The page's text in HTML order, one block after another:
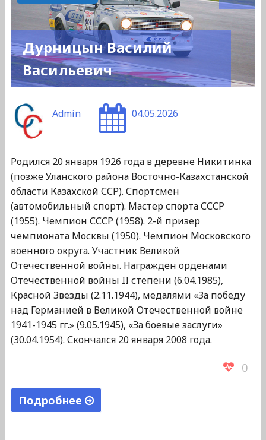
Дурницын Василий
Васильевич
Admin 04.05.2026
Родился 20 января 1926 года в деревне Никитинка
(позже Уланского района Восточно-Казахстанской
области Казахской ССР). Спортсмен
(автомобильный спорт). Мастер спорта СССР
(1955). Чемпион СССР (1958). 2-й призер
чемпионата Москвы (1950). Чемпион Московского
военного округа. Участник Великой
Отечественной войны. Награжден орденами
Отечественной войны II степени (6.04.1985),
Красной Звезды (2.11.1944), медалями «За победу
над Германией в Великой Отечественной войне
1941-1945 гг.» (9.05.1945), «За боевые заслуги»
(30.04.1954). Скончался 20 января 2008 года.
0
Подробнее